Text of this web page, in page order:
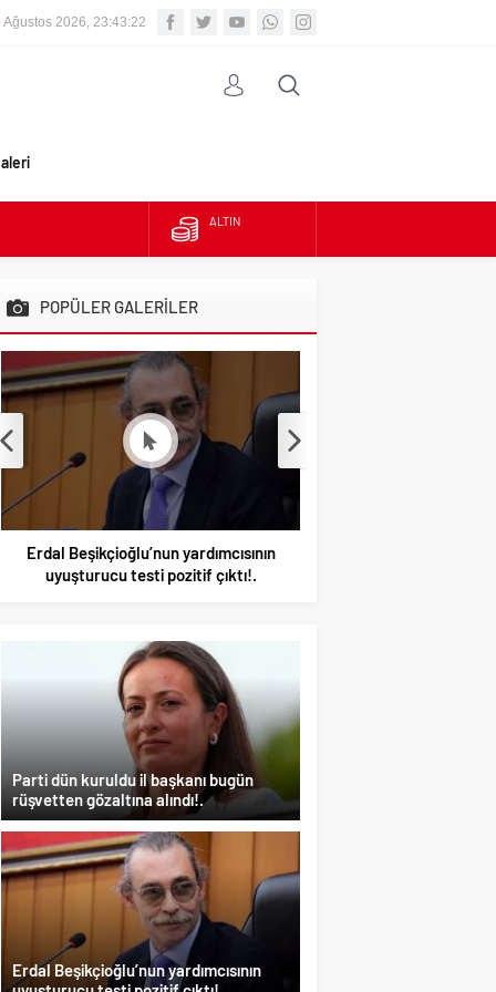
Ağustos 2026, 23:43:23
ALTIN
DOLAR
POPÜLER GALERİLER
Erdal Beşikçioğlu’nun yardımcısının
uyuşturucu testi pozitif çıktı!.
Parti dün kuruldu il başkanı bugün
rüşvetten gözaltına alındı!.
Erdal Beşikçioğlu’nun yardımcısının